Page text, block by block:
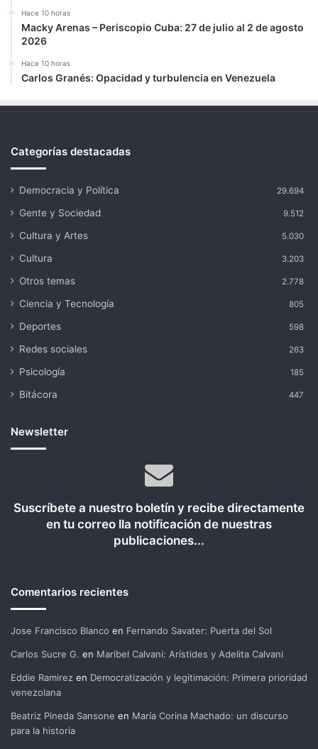
Hace 10 horas
Macky Arenas – Periscopio Cuba: 27 de julio al 2 de agosto
2026
Hace 10 horas
Carlos Granés: Opacidad y turbulencia en Venezuela
Categorías destacadas
Democracia y Política 29.694
Gente y Sociedad 9.512
Cultura y Artes 5.030
Cultura 3.203
Otros temas 2.778
Ciencia y Tecnología 805
Deportes 598
Redes sociales 263
Psicología 185
Bitácora 447
Newsletter
Suscríbete a nuestro boletín y recibe directamente
en tu correo lla notificación de nuestras
publicaciones...
Comentarios recientes
Jose Francisco Blanco en Fernando Savater: Puerta del Sol
Carlos Sucre G. en Maribel Calvani: Arístides y Adelita Calvani
Eddie Ramirez en Democratización y legitimación: Primera prioridad
venezolana
Beatriz Pineda Sansone en María Corina Machado: un discurso
para la historia